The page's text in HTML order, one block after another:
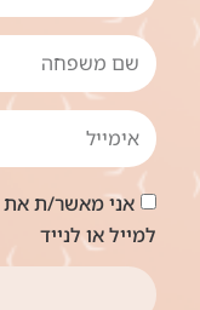
אני מאשר/ת את
למייל או לנייד